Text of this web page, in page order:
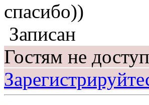
спасибо))
Записан
Гостям не